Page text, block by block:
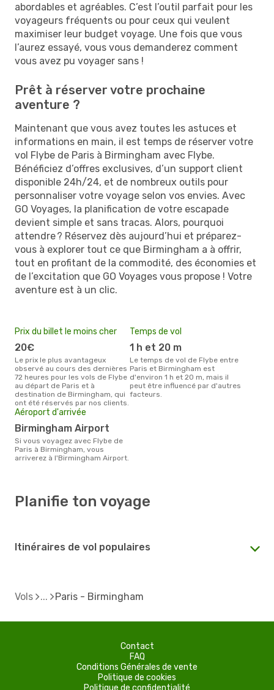
abordables et agréables. C’est l’outil parfait pour les
voyageurs fréquents ou pour ceux qui veulent
maximiser leur budget voyage. Une fois que vous
l’aurez essayé, vous vous demanderez comment
vous avez pu voyager sans !
Prêt à réserver votre prochaine
aventure ?
Maintenant que vous avez toutes les astuces et
informations en main, il est temps de réserver votre
vol Flybe de Paris à Birmingham avec Flybe.
Bénéficiez d’offres exclusives, d’un support client
disponible 24h/24, et de nombreux outils pour
personnaliser votre voyage selon vos envies. Avec
GO Voyages, la planification de votre escapade
devient simple et sans tracas. Alors, pourquoi
attendre ? Réservez dès aujourd’hui et préparez-
vous à explorer tout ce que Birmingham a à offrir,
tout en profitant de la commodité, des économies et
de l’excitation que GO Voyages vous propose ! Votre
aventure est à un clic.
Prix du billet le moins cher
20€
Le prix le plus avantageux
observé au cours des dernières
72 heures pour les vols de Flybe
au départ de Paris et à
destination de Birmingham, qui
ont été réservés par nos clients.
Temps de vol
1 h et 20 m
Le temps de vol de Flybe entre
Paris et Birmingham est
d'environ 1 h et 20 m, mais il
peut être influencé par d'autres
facteurs.
Aéroport d'arrivée
Birmingham Airport
Si vous voyagez avec Flybe de
Paris à Birmingham, vous
arriverez à l'Birmingham Airport.
Planifie ton voyage
Itinéraires de vol populaires
Vols Paris - Birmingham
Contact
FAQ
Conditions Générales de vente
Politique de cookies
Politique de confidentialité